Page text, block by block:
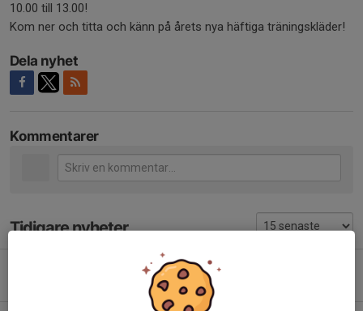
10.00 till 13.00!
Kom ner och titta och känn på årets nya häftiga träningskläder!
Dela nyhet
Kommentarer
Tidigare nyheter
Information Konstgräsplanen